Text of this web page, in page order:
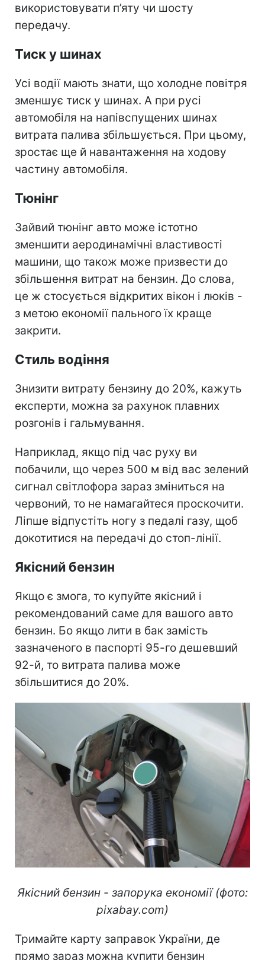
використовувати п’яту чи шосту
передачу.
Тиск у шинах
Усі водії мають знати, що холодне повітря
зменшує тиск у шинах. А при русі
автомобіля на напівспущених шинах
витрата палива збільшується. При цьому,
зростає ще й навантаження на ходову
частину автомобіля.
Тюнінг
Зайвий тюнінг авто може істотно
зменшити аеродинамічні властивості
машини, що також може призвести до
збільшення витрат на бензин. До слова,
це ж стосується відкритих вікон і люків -
з метою економії пального їх краще
закрити.
Стиль водіння
Знизити витрату бензину до 20%, кажуть
експерти, можна за рахунок плавних
розгонів і гальмування.
Наприклад, якщо під час руху ви
побачили, що через 500 м від вас зелений
сигнал світлофора зараз зміниться на
червоний, то не намагайтеся проскочити.
Ліпше відпустіть ногу з педалі газу, щоб
докотитися на передачі до стоп-лінії.
Якісний бензин
Якщо є змога, то купуйте якісний і
рекомендований саме для вашого авто
бензин. Бо якщо лити в бак замість
зазначеного в паспорті 95-го дешевший
92-й, то витрата палива може
збільшитися до 20%.
Якісний бензин - запорука економії (фото:
pixabay.com)
Тримайте карту заправок України, де
прямо зараз можна купити бензин